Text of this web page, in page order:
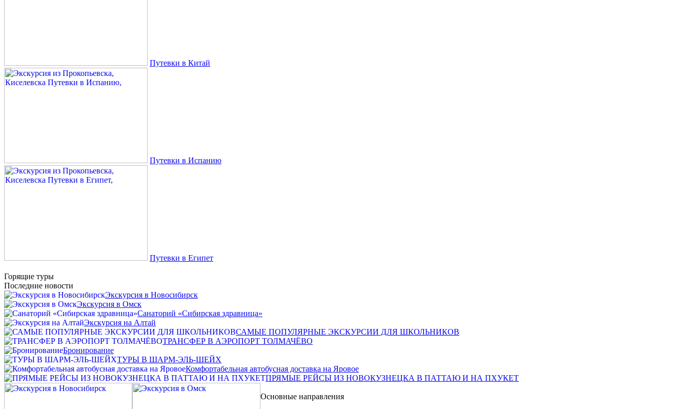
Путевки в Китай
Путевки в Испанию
Путевки в Египет
Горящие туры
Последние новости
Экскурсия в Новосибирск
Экскурсия в Омск
Санаторий «Сибирская здравница»
Экскурсия на Алтай
САМЫЕ ПОПУЛЯРНЫЕ ЭКСКУРСИИ ДЛЯ ШКОЛЬНИКОВ
ТРАНСФЕР В АЭРОПОРТ ТОЛМАЧЁВО
Бронирование
ТУРЫ В ШАРМ-ЭЛЬ-ШЕЙХ
Комфортабельная автобусная доставка на Яровое
ПРЯМЫЕ РЕЙСЫ ИЗ НОВОКУЗНЕЦКА В ПАТТАЮ И НА ПХУКЕТ
Основные направления